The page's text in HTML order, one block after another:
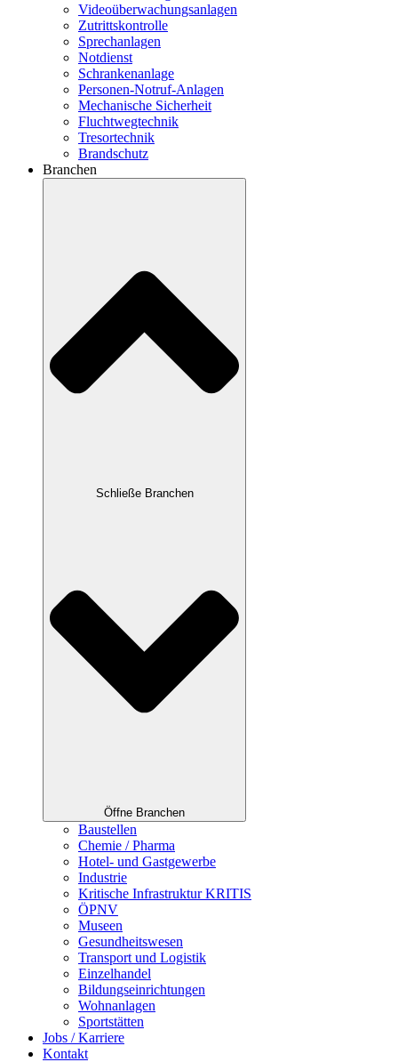
Videoüberwachungsanlagen
Zutrittskontrolle
Sprechanlagen
Notdienst
Schrankenanlage
Personen-Notruf-Anlagen
Mechanische Sicherheit
Fluchtwegtechnik
Tresortechnik
Brandschutz
Branchen
Schließe Branchen
Öffne Branchen
Baustellen
Chemie / Pharma
Hotel- und Gastgewerbe
Industrie
Kritische Infrastruktur KRITIS
ÖPNV
Museen
Gesundheitswesen
Transport und Logistik
Einzelhandel
Bildungseinrichtungen
Wohnanlagen
Sportstätten
Jobs / Karriere
Kontakt